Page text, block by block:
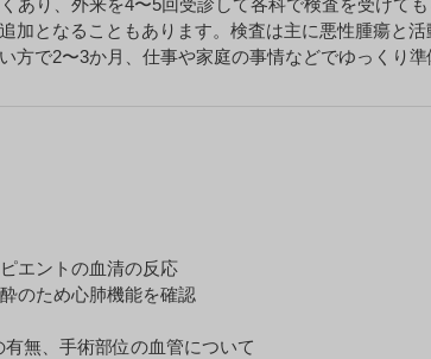
あり、外来を4〜5回受診して各科で検査を受けて
となることもあります。検査は主に悪性腫瘍と
で2〜3か月、仕事や家庭の事情などでゆっくり準
エントの血清の反応
のため心肺機能を確認
無、手術部位の血管について